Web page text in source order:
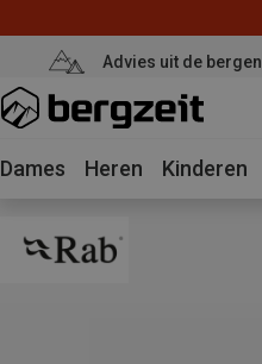
Advies uit de bergen
Dames Heren Kinderen